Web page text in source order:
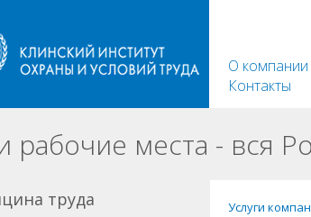
О компании
Контакты
рабочие места - вся
труда Услуги